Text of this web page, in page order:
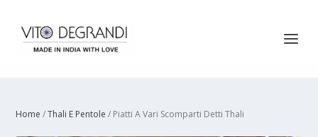
Home /Thali E Pentole / Piatti A Vari Scomparti Detti Thali